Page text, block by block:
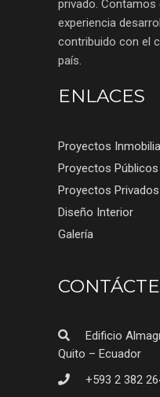
privado.
experiencia
contribuido con el
país.
ENLACES
Proyectos
Proyectos Públicos
Proyectos Privados
Diseño Interior
Galería
Edificio
Quito – Ecuador
+593 2 382